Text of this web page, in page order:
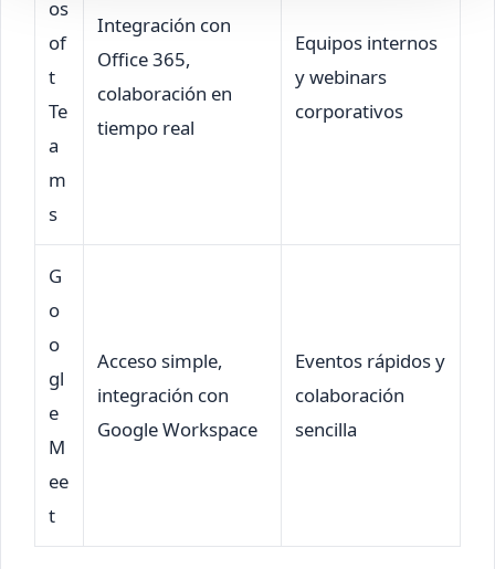
os
of
t
Te
a
m
s
Integración con
Office 365,
colaboración en
tiempo real
Equipos internos
y webinars
corporativos
G
o
o
gl
e
M
ee
t
Acceso simple,
integración con
Google Workspace
Eventos rápidos y
colaboración
sencilla